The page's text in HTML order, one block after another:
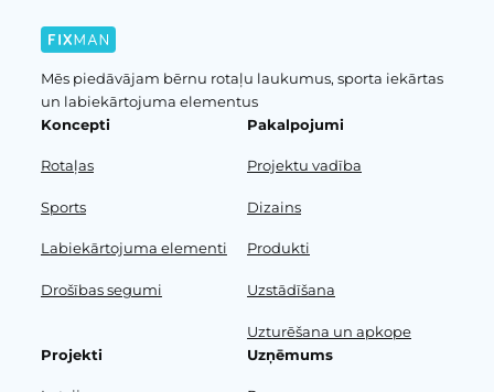
Mēs piedāvājam bērnu rotaļu laukumus, sporta iekārtas
un labiekārtojuma elementus
Koncepti
Rotaļas
Sports
Labiekārtojuma elementi
Drošības segumi
Pakalpojumi
Projektu vadība
Dizains
Produkti
Uzstādīšana
Uzturēšana un apkope
Projekti
Uzņēmums